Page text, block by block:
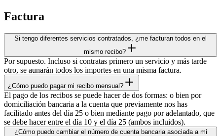
Factura
Si tengo diferentes servicios contratados, ¿me facturan todos en el
mismo recibo?
Por supuesto. Incluso si contratas primero un servicio y más tarde
otro, se aunarán todos los importes en una misma factura.
¿Cómo puedo pagar mi recibo mensual?
El pago de los recibos se puede hacer de dos formas: o bien por
domiciliación bancaria a la cuenta que previamente nos has
facilitado antes del día 25 o bien mediante pago por adelantado, que
se debe hacer entre el día 10 y el día 25 (ambos incluidos).
¿Cómo puedo cambiar el número de cuenta bancaria asociada a mi